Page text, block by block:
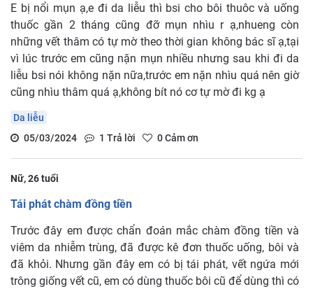
E bị nổi mụn ạ,e đi da liễu thì bsi cho bôi thuôc và uống
thuốc gần 2 tháng cũng đỡ mụn nhìu r ạ,nhueng còn
những vết thâm có tự mờ theo thời gian không bác sĩ ạ,tại
vì lúc trước em cũng nặn mụn nhiều nhưng sau khi đi da
liễu bsi nói không nặn nữa,trước em nặn nhìu quá nên giờ
cũng nhìu thâm quá ạ,không bít nó cơ tự mờ đi kg ạ
Da liễu
05/03/2024
1 Trả lời 0Cảm ơn
Nữ, 26 tuổi
Tái phát chàm đồng tiền
Trước đây em được chẩn đoán mắc chàm đồng tiền và
viêm da nhiễm trùng, đã được kê đơn thuốc uống, bôi và
đã khỏi. Nhưng gần đây em có bị tái phát, vết ngứa mới
trông giống vết cũ, em có dùng thuốc bôi cũ để dùng thì có